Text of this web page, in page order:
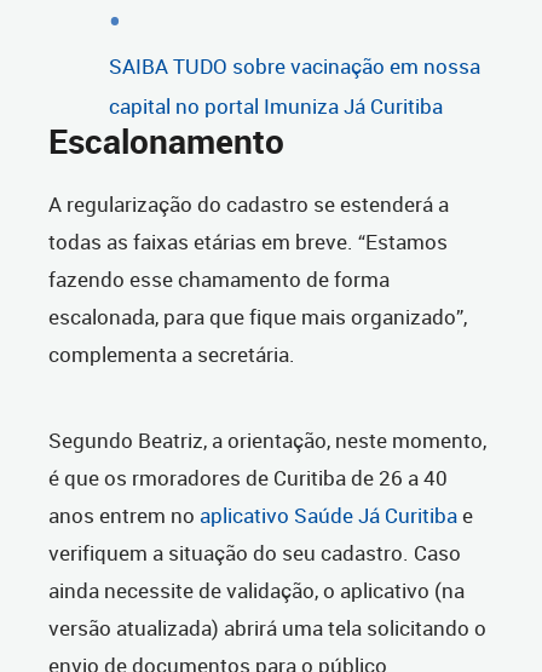
SAIBA TUDO sobre vacinação em nossa
capital no portal Imuniza Já Curitiba
Escalonamento
A regularização do cadastro se estenderá a
todas as faixas etárias em breve. “Estamos
fazendo esse chamamento de forma
escalonada, para que fique mais organizado”,
complementa a secretária.
Segundo Beatriz, a orientação, neste momento,
é que os rmoradores de Curitiba de 26 a 40
anos entrem no aplicativo Saúde Já Curitibae
verifiquem a situação do seu cadastro. Caso
ainda necessite de validação, o aplicativo (na
versão atualizada) abrirá uma tela solicitando o
envio de documentos para o público